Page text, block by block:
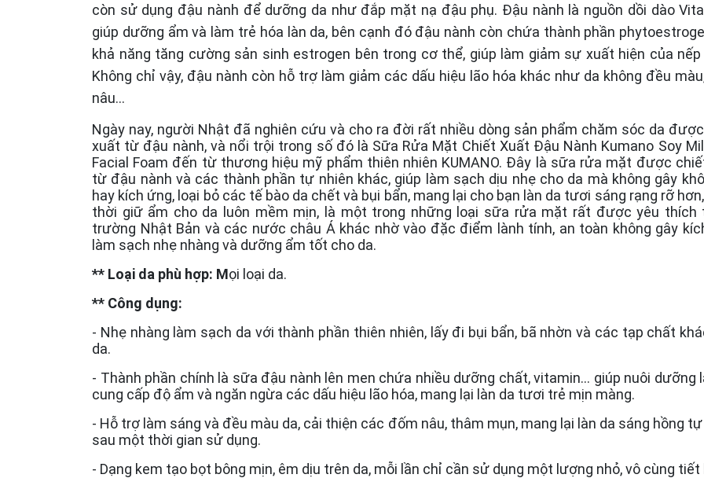
còn sử dụng đậu nành để dưỡng da như đắp mặt nạ đậu phụ. Đậu nành là nguồn dồi dào
giúp dưỡng ẩm và làm trẻ hóa làn da, bên cạnh đó đậu nành còn chứa thành phần
khả năng tăng cường sản sinh estrogen bên trong cơ thể, giúp làm giảm sự xuất hiện của nếp
Không chỉ vậy, đậu nành còn hỗ trợ làm giảm các dấu hiệu lão hóa khác như da không đều
nâu…
Ngày nay, người Nhật đã nghiên cứu và cho ra đời rất nhiều dòng sản phẩm chăm sóc da
xuất từ đậu nành, và nổi trội trong số đó là Sữa Rửa Mặt Chiết Xuất Đậu Nành Kumano Soy
Facial Foam đến từ thương hiệu mỹ phẩm thiên nhiên KUMANO. Đây là sữa rửa mặt được
từ đậu nành và các thành phần tự nhiên khác, giúp làm sạch dịu nhẹ cho da mà không gây
hay kích ứng, loại bỏ các tế bào da chết và bụi bẩn, mang lại cho bạn làn da tươi sáng rạng rỡ
thời giữ ẩm cho da luôn mềm mịn, là một trong những loại sữa rửa mặt rất được yêu thích
trường Nhật Bản và các nước châu Á khác nhờ vào đặc điểm lành tính, an toàn không gây
làm sạch nhẹ nhàng và dưỡng ẩm tốt cho da.
** Loại da phù hợp: Mọi loại da.
** Công dụng:
- Nhẹ nhàng làm sạch da với thành phần thiên nhiên, lấy đi bụi bẩn, bã nhờn và các tạp chất
da.
- Thành phần chính là sữa đậu nành lên men chứa nhiều dưỡng chất, vitamin… giúp nuôi dưỡng
cung cấp độ ẩm và ngăn ngừa các dấu hiệu lão hóa, mang lại làn da tươi trẻ mịn màng.
- Hỗ trợ làm sáng và đều màu da, cải thiện các đốm nâu, thâm mụn, mang lại làn da sáng hồng
sau một thời gian sử dụng.
- Dạng kem tạo bọt bông mịn, êm dịu trên da, mỗi lần chỉ cần sử dụng một lượng nhỏ, vô cùng tiết